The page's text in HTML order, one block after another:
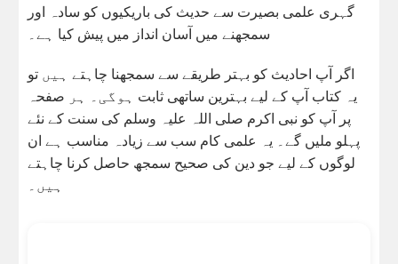
گہری علمی بصیرت سے حدیث کی باریکیوں کو سادہ اور
سمجھنے میں آسان انداز میں پیش کیا ہے۔
اگر آپ احادیث کو بہتر طریقے سے سمجھنا چاہتے ہیں تو
یہ کتاب آپ کے لیے بہترین ساتھی ثابت ہوگی۔ ہر صفحہ
پر آپ کو نبی اکرم صلی اللہ علیہ وسلم کی سنت کے نئے
پہلو ملیں گے۔ یہ علمی کام سب سے زیادہ مناسب ہے ان
لوگوں کے لیے جو دین کی صحیح سمجھ حاصل کرنا چاہتے
ہیں۔